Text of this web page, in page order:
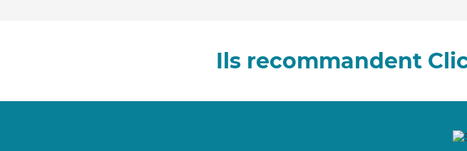
Ils recommandent